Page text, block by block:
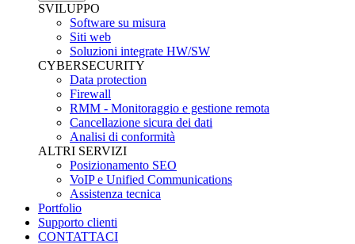
SVILUPPO
Software su misura
Siti web
Soluzioni integrate HW/SW
CYBERSECURITY
Data protection
Firewall
RMM - Monitoraggio e gestione remota
Cancellazione sicura dei dati
Analisi di conformità
ALTRI SERVIZI
Posizionamento SEO
VoIP e Unified Communications
Assistenza tecnica
Portfolio
Supporto clienti
CONTATTACI